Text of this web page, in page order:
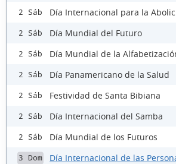
2 Sáb Día Internacional para la
2 Sáb Día Mundial del Futuro
2 Sáb Día Mundial de la
2 Sáb Día Panamericano de la Salud
2 Sáb Festividad de Santa Bibiana
2 Sáb Día Internacional del Samba
2 Sáb Día Mundial de los Futuros
3 Dom Día Internacional de las